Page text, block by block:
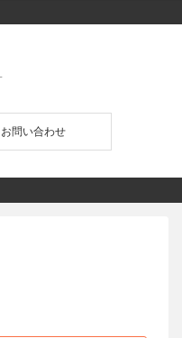
問い合わせ